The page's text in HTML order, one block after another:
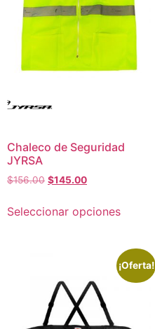
Chaleco de Seguridad
JYRSA
$156.00 $145.00
Seleccionar opciones
¡Oferta!